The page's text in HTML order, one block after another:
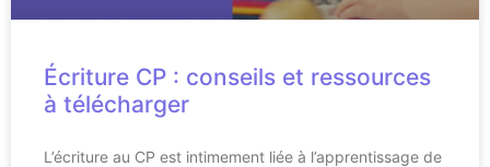
Écriture CP : conseils et ressources
à télécharger
L’écriture au CP est intimement liée à l’apprentissage de